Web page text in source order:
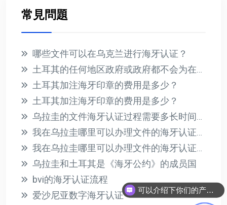
常見問題
哪些文件可以在乌克兰进行海牙认证？
土耳其的任何地区政府或政府都不会为在国外收到的文件提供海牙认证
土耳其加注海牙印章的费用是多少？
土耳其加注海牙印章的费用是多少？
乌拉圭的文件海牙认证过程需要多长时间？此过程的相关费用是多少？
我在乌拉圭哪里可以办理文件的海牙认证？有哪些必要的要求？
我在乌拉圭哪里可以办理文件的海牙认证？有哪些必要的要求？
乌拉圭和土耳其是《海牙公约》的成员国
bvi的海牙认证流程
爱沙尼亚数字海牙认证
可以介绍下你们的产品么？